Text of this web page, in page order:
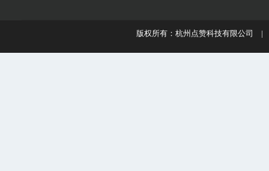
版权所有：杭州点赞科技有限公司